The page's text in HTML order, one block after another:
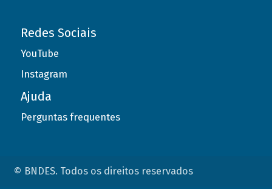
Redes Sociais
YouTube
Instagram
Ajuda
Perguntas frequentes
© BNDES. Todos os direitos reservados